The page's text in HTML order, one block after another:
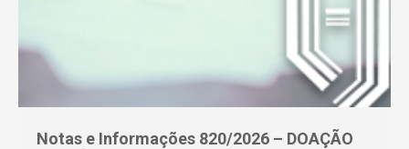
Notas e Informações 820/2026 – DOAÇÃO